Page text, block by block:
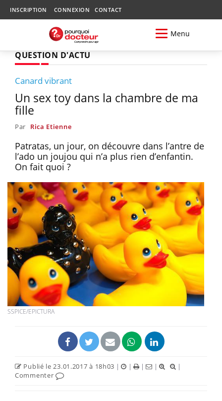
INSCRIPTION CONNEXION CONTACT
Menu
QUESTION D'ACTU
Canard vibrant
Un sex toy dans la chambre de ma
fille
Par Rica Etienne
Patratas, un jour, on découvre dans l’antre de
l’ado un joujou qui n’a plus rien d’enfantin.
On fait quoi ?
SSPICE/EPICTURA
Publié le 23.01.2017 à 18h03 | | | |
|
Commenter